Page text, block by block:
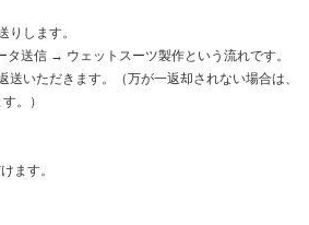
りします。
送信 → ウェットスーツ製作という流れです。
いただきます。（万が一返却されない場合は、
。）
ます。